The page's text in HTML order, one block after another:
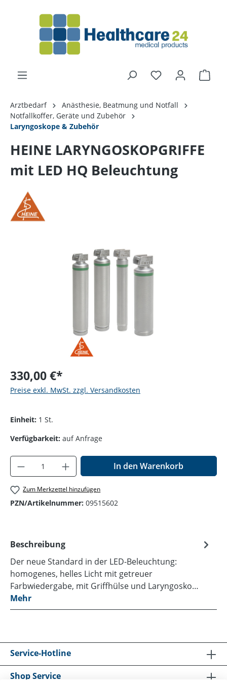
Arztbedarf
Anästhesie, Beatmung und Notfall
Notfallkoffer, Geräte und Zubehör
Laryngoskope & Zubehör
HEINE LARYNGOSKOPGRIFFE
mit LED HQ Beleuchtung
Bildergalerie überspringen
330,00 €*
Preise exkl. MwSt. zzgl. Versandkosten
Einheit: 1 St.
Verfügbarkeit: auf Anfrage
Produkt Anzahl: Gib den gewünschten
In den Warenkorb
Zum Merkzettel hinzufügen
PZN/Artikelnummer: 09515602
Beschreibung
Der neue Standard in der LED-Beleuchtung:
homogenes, helles Licht mit getreuer
Farbwiedergabe, mit Griffhülse und Laryngosko…
Mehr
Service-Hotline
Shop Service